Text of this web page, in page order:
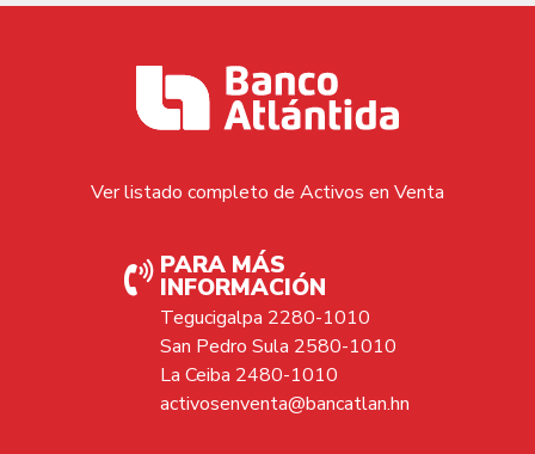
Ver listado completo de Activos en Venta
PARA MÁS
INFORMACIÓN
Tegucigalpa 2280-1010
San Pedro Sula 2580-1010
La Ceiba 2480-1010
activosenventa@bancatlan.hn